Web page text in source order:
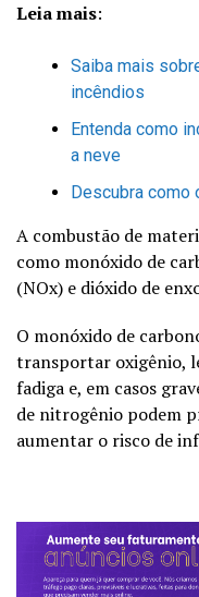
Leia mais:
Saiba mais
incêndios
Entenda como
a neve
Descubra
A combustão de
como monóxido de
(NOx) e dióxido de
O monóxido de
transportar oxigênio,
fadiga e, em casos
de nitrogênio podem
aumentar o risco de